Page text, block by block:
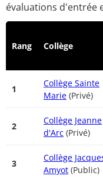
évaluations d'entrée
Rang Collège
1
Collège Sainte
Marie (Privé)
2
Collège Jeanne
d'Arc (Privé)
3
Collège
Amyot (Public)